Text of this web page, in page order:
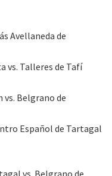
Avellaneda de
vs. Talleres de Tafí
vs. Belgrano de
Español de Tartagal
vs. Belgrano de